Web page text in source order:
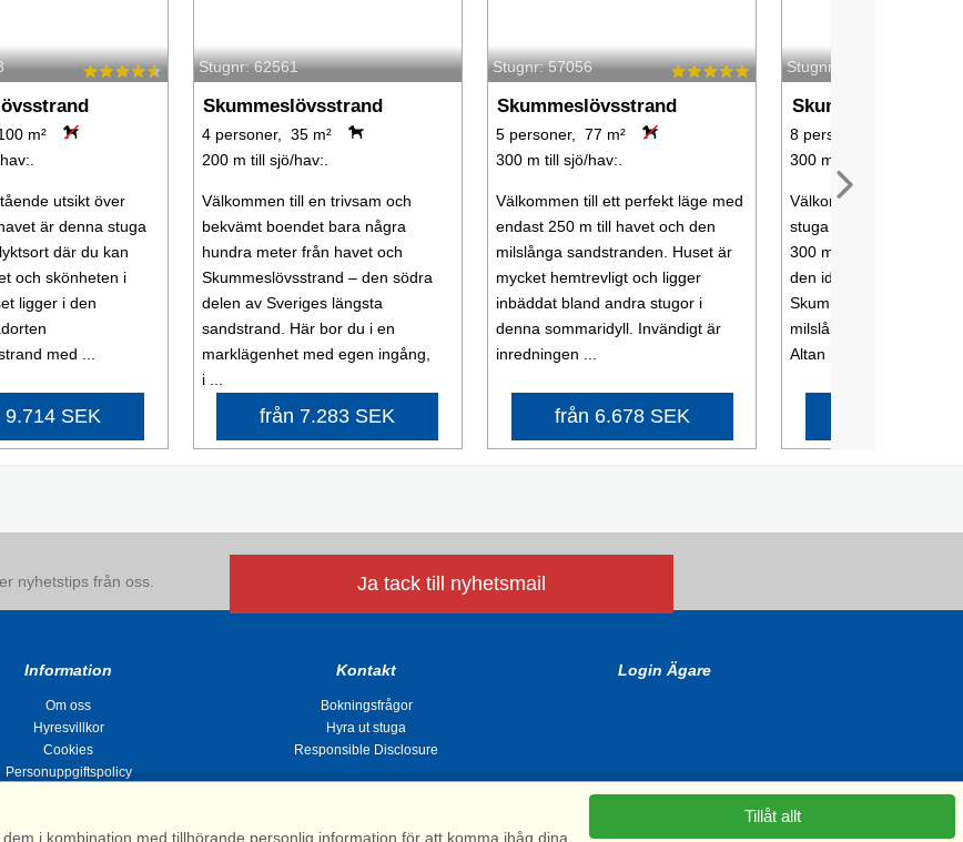
m²
utsikt över
är denna stuga
där du kan
och skönheten i
ligger i den
med ...
9.714 SEK
Stugnr: 62561
Skummeslövsstrand
4 personer, 35 m²
200 m till sjö/hav:.
Välkommen till en trivsam och
bekvämt boendet bara några
hundra meter från havet och
Skummeslövsstrand – den södra
delen av Sveriges längsta
sandstrand. Här bor du i en
marklägenhet med egen ingång,
i ...
från 7.283 SEK
Stugnr: 57056
Skummeslövsstrand
5 personer, 77 m²
300 m till sjö/hav:.
Välkommen till ett perfekt läge med
endast 250 m till havet och den
milslånga sandstranden. Huset är
mycket hemtrevligt och ligger
inbäddat bland andra stugor i
denna sommaridyll. Invändigt är
inredningen ...
från 6.678 SEK
Stugnr: 57096
8 personer, 70 m²
300 m till sjö/hav:.
Välkommen till en
stuga med vita knutar
300 m till havet. Denna
den idylliska badorten
Skummeslövstrand
milslång strand som
Altan har blivet ett ...
nyhetstips från oss. Ja tack till nyhetsmail
Information
Om oss
Hyresvillkor
Cookies
Personuppgiftspolicy
Kontakt
Bokningsfrågor
Hyra ut stuga
Responsible Disclosure
Login Ägare
i kombination med tillhörande personlig information för att komma ihåg dina
Tillåt allt